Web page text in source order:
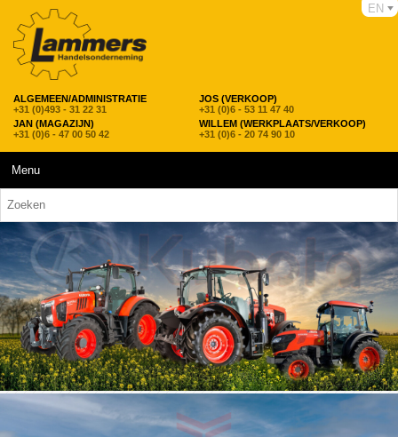
ALGEMEEN/ADMINISTRATIE
+31 (0)493 - 31 22 31
JOS (VERKOOP)
+31 (0)6 - 53 11 47 40
JAN (MAGAZIJN)
+31 (0)6 - 47 00 50 42
WILLEM (WERKPLAATS/VERKOOP)
+31 (0)6 - 20 74 90 10
EN
Menu